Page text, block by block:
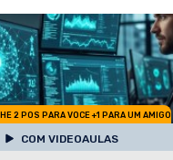
2 POS PARA VOCE +1 PARA UM AMIGO
COM VIDEOAULAS